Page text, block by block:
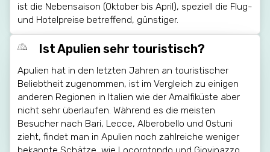
ist die Nebensaison (Oktober bis April), speziell die Flug-
und Hotelpreise betreffend, günstiger.
Ist Apulien sehr touristisch?
Apulien hat in den letzten Jahren an touristischer
Beliebtheit zugenommen, ist im Vergleich zu einigen
anderen Regionen in Italien wie der Amalfiküste aber
nicht sehr überlaufen. Während es die meisten
Besucher nach Bari, Lecce, Alberobello und Ostuni
zieht, findet man in Apulien noch zahlreiche weniger